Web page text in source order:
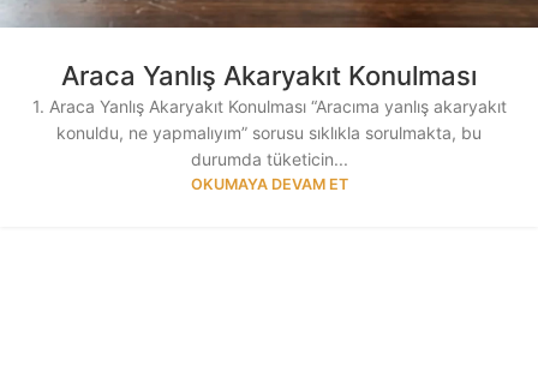
Araca Yanlış Akaryakıt Konulması
1. Araca Yanlış Akaryakıt Konulması “Aracıma yanlış akaryakıt
konuldu, ne yapmalıyım” sorusu sıklıkla sorulmakta, bu
durumda tüketicin...
OKUMAYA DEVAM ET